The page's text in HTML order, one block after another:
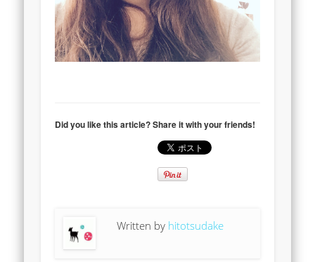
Did you like this article? Share it with your friends!
Written by hitotsudake